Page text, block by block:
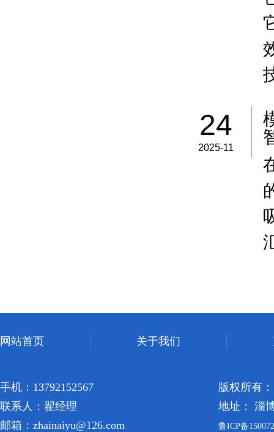
24
2025-11
网站首页 关于我们
手机：13792152567
联系人：翟经理
邮箱：zhainaiyu@126.com
版权所有
地址： 淄
鲁ICP备